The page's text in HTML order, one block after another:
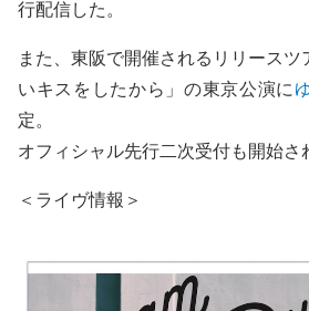
行配信した。
また、東阪で開催されるリリース
いキスをしたから」の東京公演に
定。
オフィシャル先行二次受付も開始さ
＜ライヴ情報＞